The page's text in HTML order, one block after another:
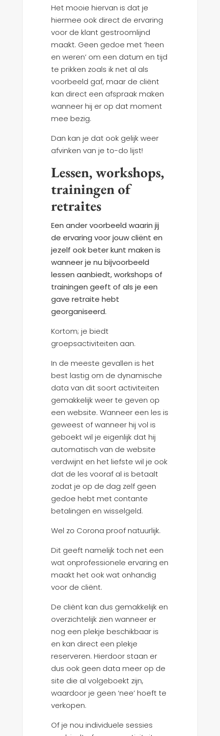
Het mooie hiervan is dat je
hiermee ook direct de ervaring
voor de klant gestroomlijnd
maakt. Geen gedoe met ‘heen
en weren’ om een datum en tijd
te prikken zoals ik net al als
voorbeeld gaf, maar de cliënt
kan direct een afspraak maken
wanneer hij er op dat moment
mee bezig.
Dan kan je dat ook gelijk weer
afvinken van je to-do lijst!
Lessen, workshops,
trainingen of
retraites
Een ander voorbeeld waarin jij
de ervaring voor jouw cliënt en
jezelf ook beter kunt maken is
wanneer je nu bijvoorbeeld
lessen aanbiedt, workshops of
trainingen geeft of als je een
gave retraite hebt
georganiseerd.
Kortom; je biedt
groepsactiviteiten aan.
In de meeste gevallen is het
best lastig om de dynamische
data van dit soort activiteiten
gemakkelijk weer te geven op
een website. Wanneer een les is
geweest of wanneer hij vol is
geboekt wil je eigenlijk dat hij
automatisch van de website
verdwijnt en het liefste wil je ook
dat de les vooraf al is betaalt
zodat je op de dag zelf geen
gedoe hebt met contante
betalingen en wisselgeld.
Wel zo Corona proof natuurlijk.
Dit geeft namelijk toch net een
wat onprofessionele ervaring en
maakt het ook wat onhandig
voor de cliënt.
De cliënt kan dus gemakkelijk en
overzichtelijk zien wanneer er
nog een plekje beschikbaar is
en kan direct een plekje
reserveren. Hierdoor staan er
dus ook geen data meer op de
site die al volgeboekt zijn,
waardoor je geen ‘nee’ hoeft te
verkopen.
Of je nou individuele sessies